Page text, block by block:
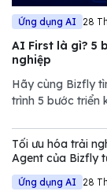
Ứng dụng AI 28
AI First là gì? 5
nghiệp
Hãy cùng Bizfly
trình 5 bước triển
đầy biến động.
Tối ưu hóa trải
Agent của Bizfly
Ứng dụng AI 28